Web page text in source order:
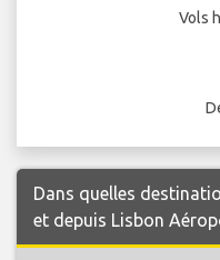
Vols
Dans quelles
et depuis Lisbon